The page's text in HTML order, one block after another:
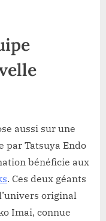
aussi sur une
par Tatsuya Endo
bénéficie aux
. Ces deux géants
original
Imai, connue